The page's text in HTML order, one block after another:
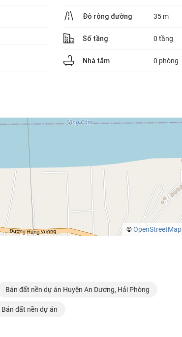
Độ rộng đường 35 m
Số tầng 0 tầng
Nhà tắm 0 phòng
©OpenStreetMap
Bán đất nền dự án Huyện An Dương, Hải Phòng
Bán đất nền dự án